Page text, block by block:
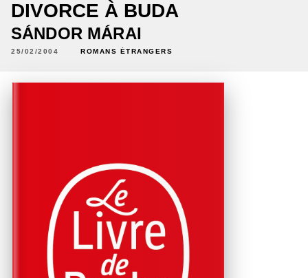
DIVORCE À BUDA
SÁNDOR MÁRAI
25/02/2004 ROMANS ÉTRANGERS